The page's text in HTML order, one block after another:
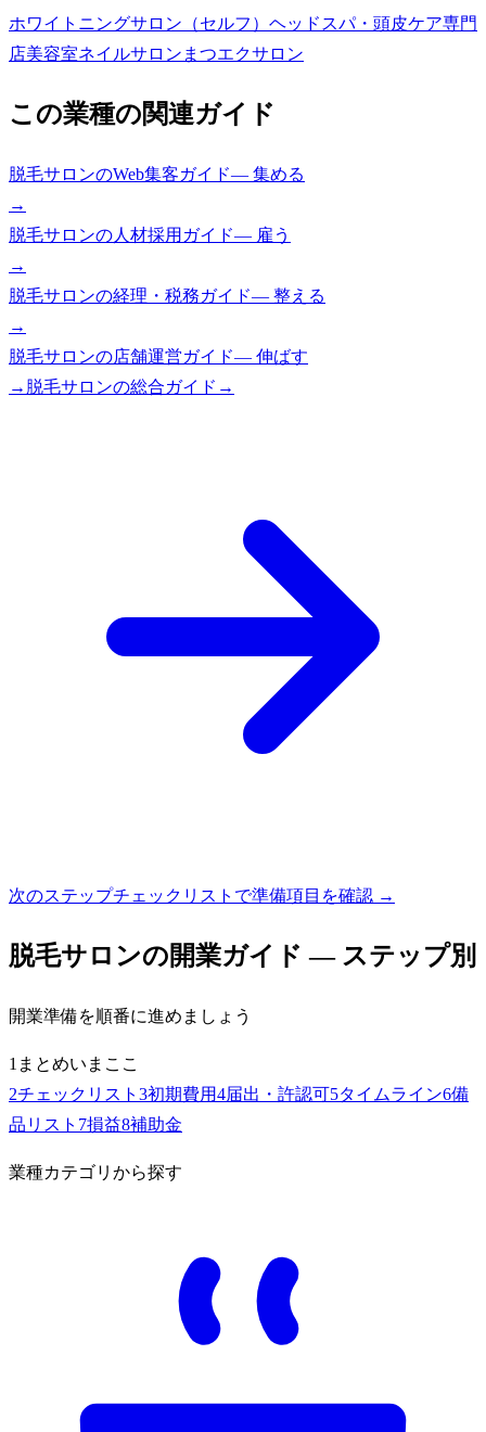
ホワイトニングサロン（セルフ） ヘッドスパ・頭皮ケア専門
店美容室ネイルサロン まつエクサロン
この業種の関連ガイド
脱毛サロンのWeb集客ガイド— 集める
→
脱毛サロンの人材採用ガイド— 雇う
→
脱毛サロンの経理・税務ガイド— 整える
→
脱毛サロンの店舗運営ガイド— 伸ばす
→ 脱毛サロンの総合ガイド →
次のステップチェックリストで準備項目を確認 →
脱毛サロンの開業ガイド — ステップ別
開業準備を順番に進めましょう
1 まとめいまここ
2チェックリスト 3初期費用4届出・許認可5タイムライン6備
品リスト 7損益8補助金
業種カテゴリから探す